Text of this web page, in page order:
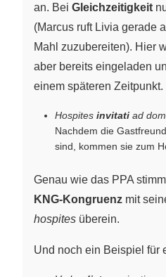
an. Bei Gleichzeitigkeit
(Marcus ruft Livia gerade
Mahl zuzubereiten). Hier
aber bereits eingeladen
einem späteren Zeitpunkt.
Hospites invitati ad
Nachdem die
sind, kommen sie zum
Genau wie das PPA
KNG-Kongruenz mit
hospites überein.
Und noch ein Beispiel für